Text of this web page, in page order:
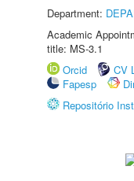
Department:
Academic
title: MS-3.1
Orcid
CV
Fapesp
Repositório